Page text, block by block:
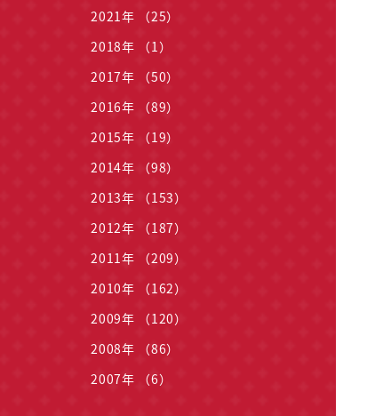
2021年 （25）
2018年 （1）
2017年 （50）
2016年 （89）
2015年 （19）
2014年 （98）
2013年 （153）
2012年 （187）
2011年 （209）
2010年 （162）
2009年 （120）
2008年 （86）
2007年 （6）